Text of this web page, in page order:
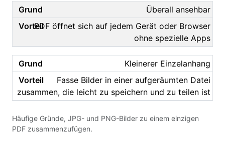
Überall ansehbar
PDF öffnet sich auf jedem Gerät oder Browser
ohne spezielle Apps
Kleinerer Einzelanhang
Fasse Bilder in einer aufgeräumten Datei
zusammen, die leicht zu speichern und zu teilen ist
Häufige Gründe, JPG- und PNG-Bilder zu einem einzigen
PDF zusammenzufügen.